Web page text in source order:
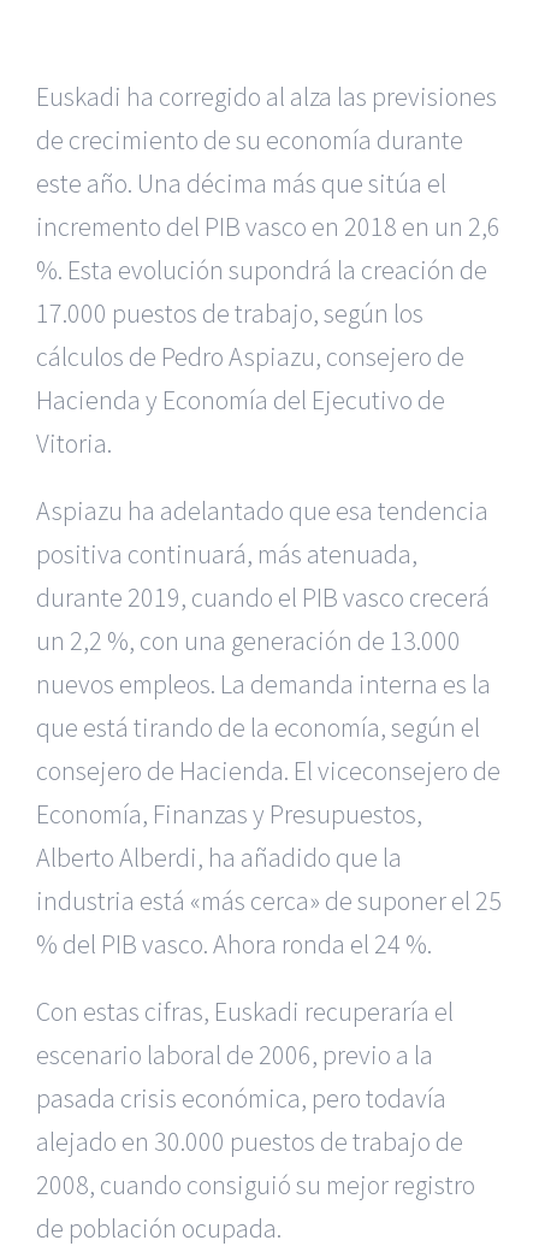
Euskadi ha corregido al alza las previsiones
de crecimiento de su economía durante
este año. Una décima más que sitúa el
incremento del PIB vasco en 2018 en un 2,6
%. Esta evolución supondrá la creación de
17.000 puestos de trabajo, según los
cálculos de Pedro Aspiazu, consejero de
Hacienda y Economía del Ejecutivo de
Vitoria.
Aspiazu ha adelantado que esa tendencia
positiva continuará, más atenuada,
durante 2019, cuando el PIB vasco crecerá
un 2,2 %, con una generación de 13.000
nuevos empleos. La demanda interna es la
que está tirando de la economía, según el
consejero de Hacienda. El viceconsejero de
Economía, Finanzas y Presupuestos,
Alberto Alberdi, ha añadido que la
industria está «más cerca» de suponer el 25
% del PIB vasco. Ahora ronda el 24 %.
Con estas cifras, Euskadi recuperaría el
escenario laboral de 2006, previo a la
pasada crisis económica, pero todavía
alejado en 30.000 puestos de trabajo de
2008, cuando consiguió su mejor registro
de población ocupada.